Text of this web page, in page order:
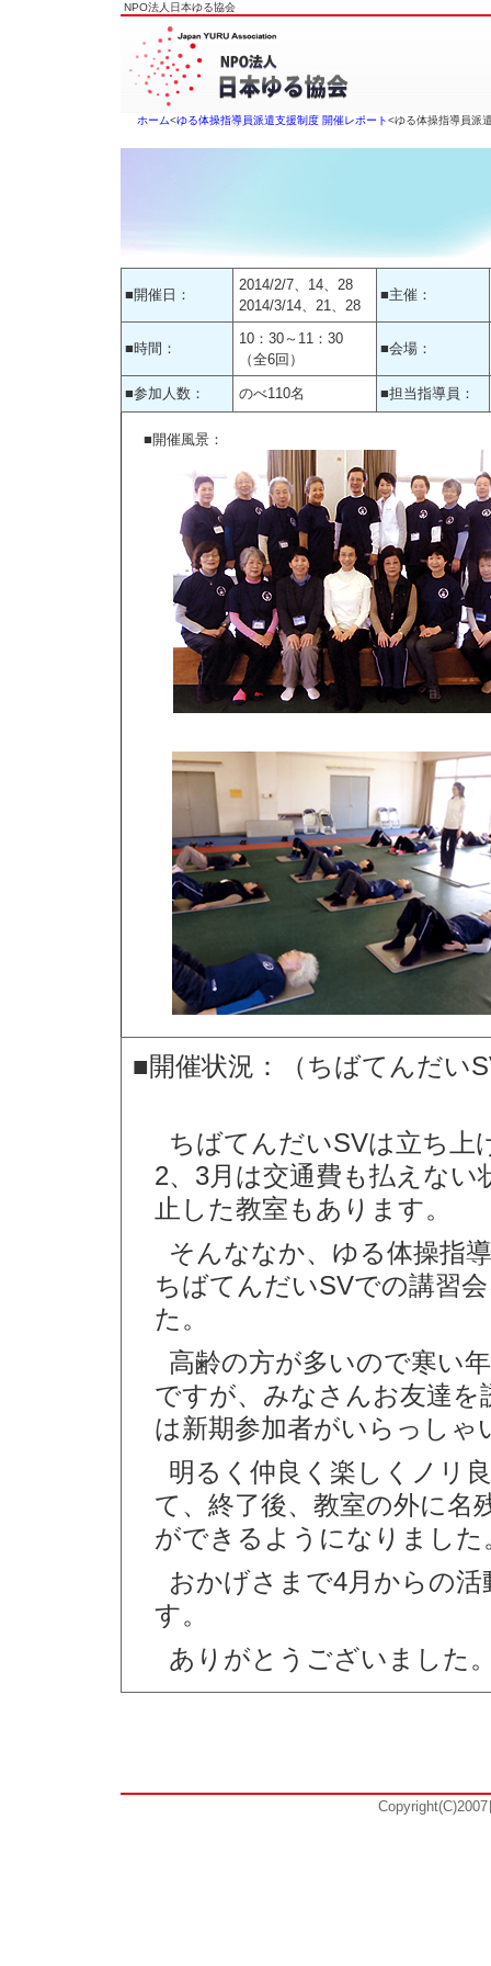
NPO法人日本ゆる協会
ホーム<ゆる体操指導員派遣支援制度 開催レポート<ゆる体操指導員派
■開催日：
2014/2/7、14、28
2014/3/14、21、28
■主催：
■時間：
10：30～11：30
（全6回）
■会場：
■参加人数： のべ110名 ■担当指導員：
■開催風景：
■開催状況：（ちばてんだい
ちばてんだいSVは立ち上
2、3月は交通費も払えない
止した教室もあります。
そんななか、ゆる体操指
ちばてんだいSVでの講習
た。
高齢の方が多いので寒い
ですが、みなさんお友達
は新期参加者がいらっしゃ
明るく仲良く楽しくノリ
て、終了後、教室の外に名
ができるようになりました
おかげさまで4月からの
す。
ありがとうございました